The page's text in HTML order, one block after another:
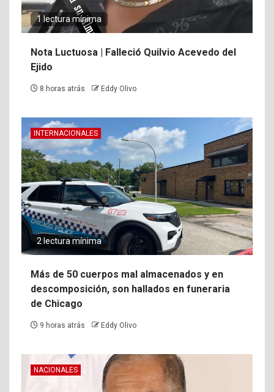
1 lectura mínima
Nota Luctuosa | Falleció Quilvio Acevedo del
Ejido
8 horas atrás Eddy Olivo
INTERNACIONALES
2 lectura mínima
Más de 50 cuerpos mal almacenados y en
descomposición, son hallados en funeraria
de Chicago
9 horas atrás Eddy Olivo
NACIONALES